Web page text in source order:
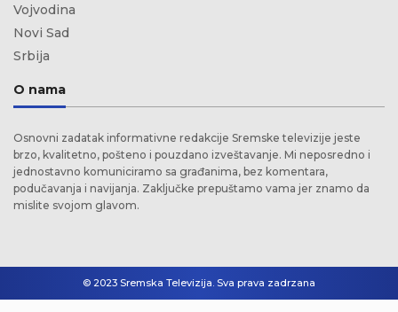
Vojvodina
Novi Sad
Srbija
O nama
Osnovni zadatak informativne redakcije Sremske televizije jeste
brzo, kvalitetno, pošteno i pouzdano izveštavanje. Mi neposredno i
jednostavno komuniciramo sa građanima, bez komentara,
podučavanja i navijanja. Zaključke prepuštamo vama jer znamo da
mislite svojom glavom.
© 2023 Sremska Televizija. Sva prava zadrzana